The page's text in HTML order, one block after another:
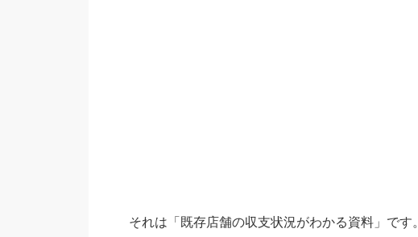
それは「既存店舗の収支状況がわかる資料」です。